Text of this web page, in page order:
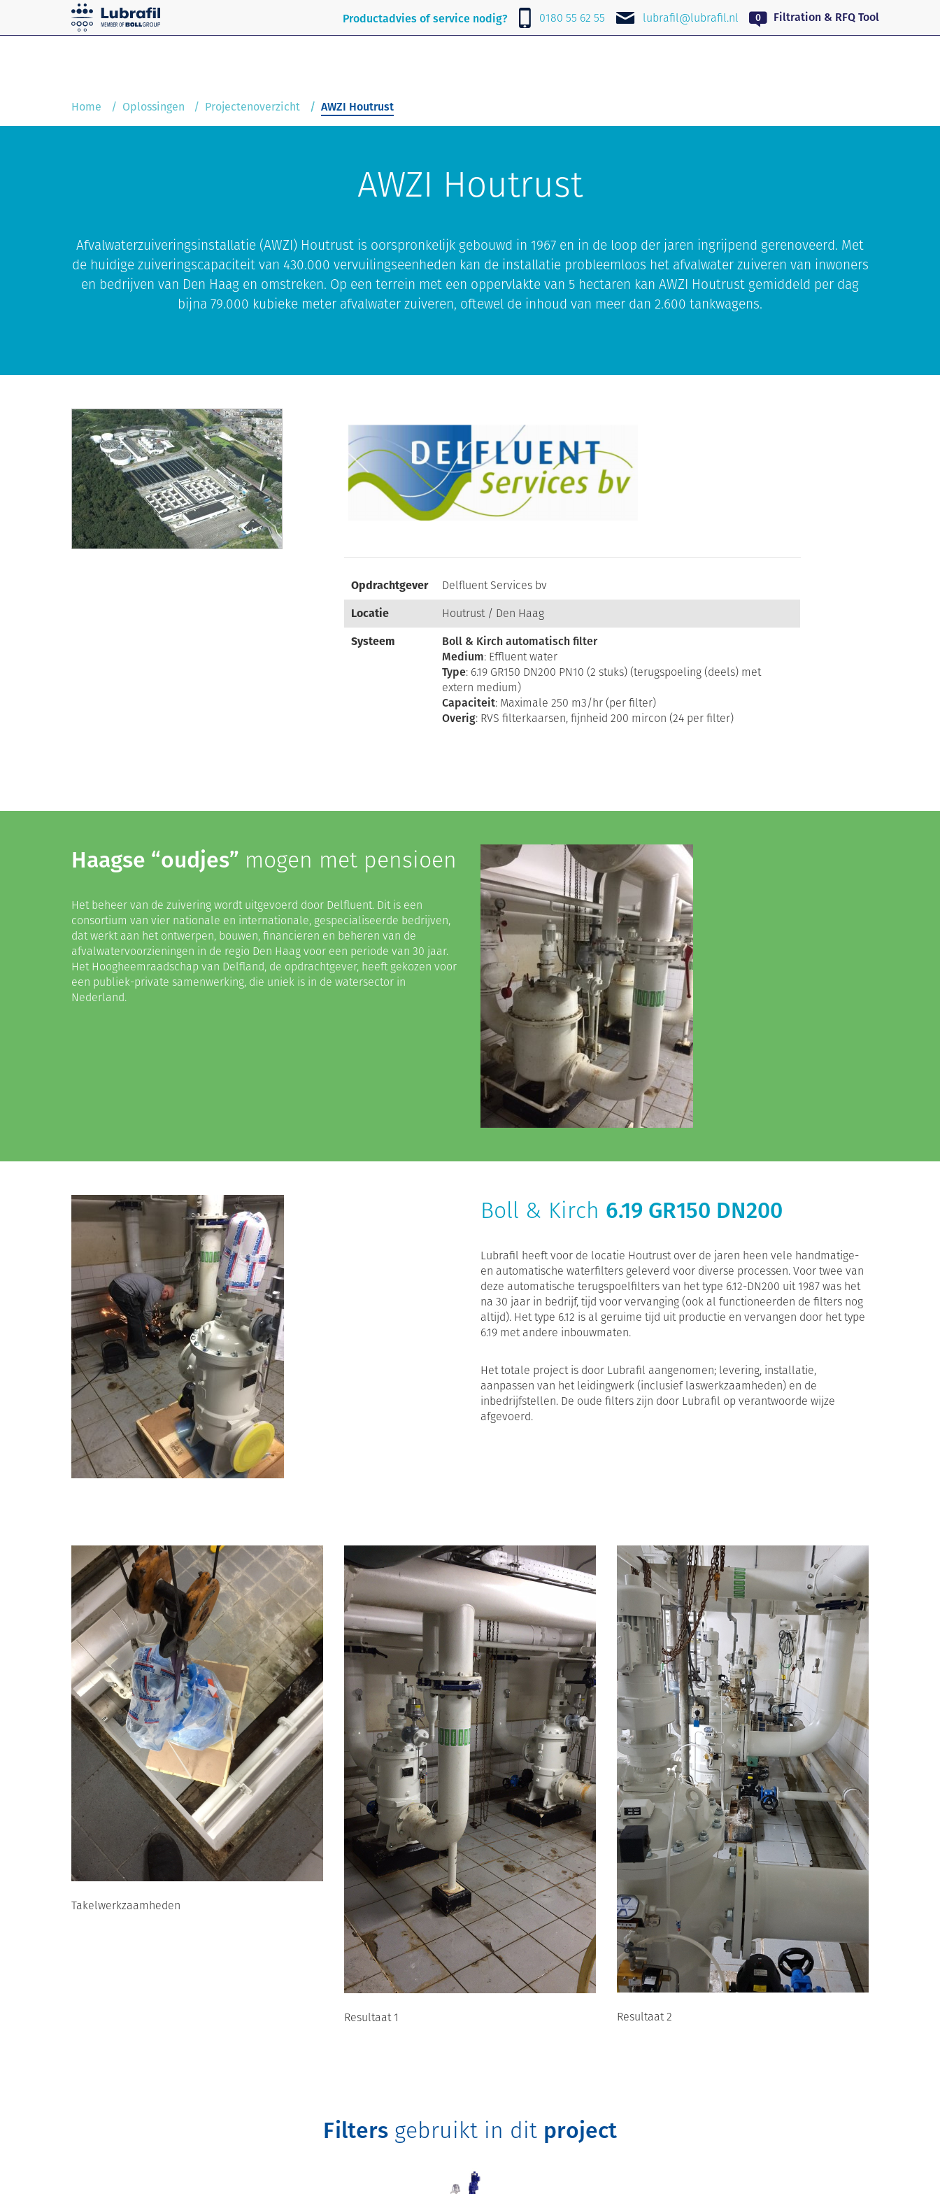
Filtration & RFQ Tool
Productadvies of service nodig? 0180 55 62 55 lubrafil@lubrafil.nl NL
Home Oplossingen Over Lubrafil Nieuws Contact
Home Oplossingen Projectenoverzicht AWZI Houtrust
AWZI Houtrust
Afvalwaterzuiveringsinstallatie (AWZI) Houtrust is oorspronkelijk gebouwd in 1967 en in de loop der jaren ingrijpend gerenoveerd. Met
de huidige zuiveringscapaciteit van 430.000 vervuilingseenheden kan de installatie probleemloos het afvalwater zuiveren van inwoners
en bedrijven van Den Haag en omstreken. Op een terrein met een oppervlakte van 5 hectaren kan AWZI Houtrust gemiddeld per dag
bijna 79.000 kubieke meter afvalwater zuiveren, oftewel de inhoud van meer dan 2.600 tankwagens.
Opdrachtgever
Delfluent Services bv
Locatie
Houtrust / Den Haag
Systeem
Boll & Kirch automatisch filter
Medium: Effluent water
Type: 6.19 GR150 DN200 PN10 (2 stuks) (terugspoeling (deels) met
extern medium)
Capaciteit: Maximale 250 m3/hr (per filter)
Overig: RVS filterkaarsen, fijnheid 200 mircon (24 per filter)
Haagse “oudjes” mogen met pensioen
Het beheer van de zuivering wordt uitgevoerd door Delfluent. Dit is een
consortium van vier nationale en internationale, gespecialiseerde bedrijven,
dat werkt aan het ontwerpen, bouwen, financieren en beheren van de
afvalwatervoorzieningen in de regio Den Haag voor een periode van 30 jaar.
Het Hoogheemraadschap van Delfland, de opdrachtgever, heeft gekozen voor
een publiek-private samenwerking, die uniek is in de watersector in
Nederland.
Boll & Kirch 6.19 GR150 DN200
Lubrafil heeft voor de locatie Houtrust over de jaren heen vele handmatige-
en automatische waterfilters geleverd voor diverse processen. Voor twee van
deze automatische terugspoelfilters van het type 6.12-DN200 uit 1987 was het
na 30 jaar in bedrijf, tijd voor vervanging (ook al functioneerden de filters nog
altijd). Het type 6.12 is al geruime tijd uit productie en vervangen door het type
6.19 met andere inbouwmaten.
Het totale project is door Lubrafil aangenomen; levering, installatie,
aanpassen van het leidingwerk (inclusief laswerkzaamheden) en de
inbedrijfstellen. De oude filters zijn door Lubrafil op verantwoorde wijze
afgevoerd.
Takelwerkzaamheden
Resultaat 1 Resultaat 2
Filters gebruikt in dit project